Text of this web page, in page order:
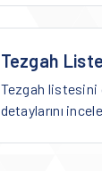
Tezgah
Tezgah listesini
detaylarını